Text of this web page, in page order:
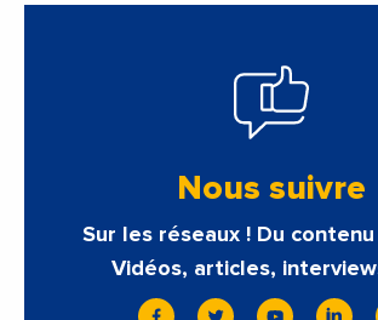
Nous suivre
Sur les réseaux ! Du
Vidéos, articles,